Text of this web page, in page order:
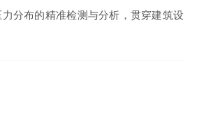
分布的精准检测与分析，贯穿建筑设